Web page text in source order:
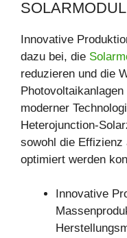
Innovative
dazu bei, die
reduzieren und die
moderner
Heterojunction-
sowohl die
optimiert werden
Innovative